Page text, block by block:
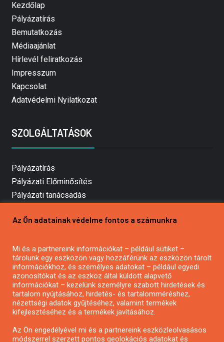
Kezdőlap
Pályázatírás
Bemutatkozás
Médiaajánlat
Hírlevél feliratkozás
Impresszum
Kapcsolat
Adatvédelmi Nyilatkozat
SZOLGÁLTATÁSOK
Pályázatírás
Pályázati Előminősítés
Pályázati tanácsadás
Mezőgazdasági pályázatírás
Pályázatírás civil szervezeteknek
Pályázatírás önkormányzatoknak
Pályázatfigyelés
Specifikus pályázatfigyelés vagy hírlevél
Az Ön adatainak védelme fontos a számunkra
Mi és a partnereink információkat – például sütiket –
tárolunk egy eszközön vagy hozzáférünk az eszközön tárolt
információkhoz, és személyes adatokat – például egyedi
azonosítókat és az eszköz által küldött alapvető
információkat – kezelünk személyre szabott hirdetések és
tartalom nyújtásához, hirdetés- és tartalomméréshez,
nézettségi adatok gyűjtéséhez, valamint termékek
kifejlesztéséhez és a termékek javításához.
Az Ön engedélyével mi és a partnereink eszközleolvasásos
módszerrel szerzett pontos geolokációs adatokat és